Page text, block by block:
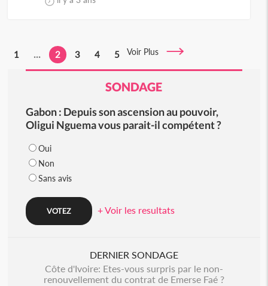
1 ... 2 3 4 5 Voir Plus
SONDAGE
Gabon : Depuis son ascension au pouvoir,
Oligui Nguema vous parait-il compétent ?
Oui
Non
Sans avis
+ Voir les resultats
DERNIER SONDAGE
Côte d'Ivoire: Etes-vous surpris par le non-
renouvellement du contrat de Emerse Faé ?